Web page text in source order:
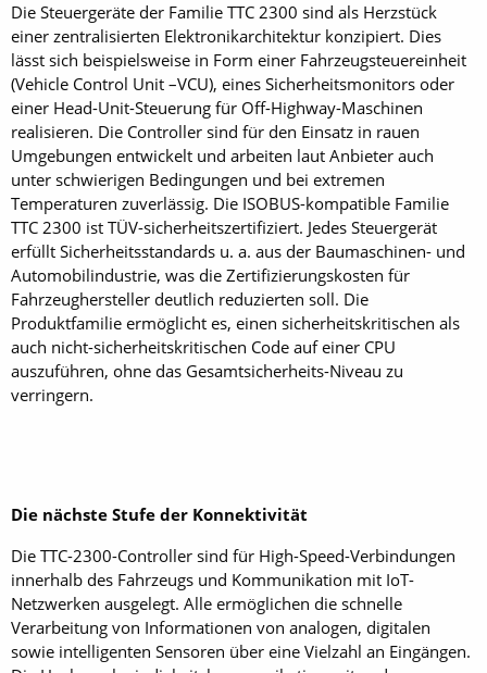
Die Steuergeräte der Familie TTC 2300 sind als Herzstück
einer zentralisierten Elektronikarchitektur konzipiert. Dies
lässt sich beispielsweise in Form einer Fahrzeugsteuereinheit
(Vehicle Control Unit –VCU), eines Sicherheitsmonitors oder
einer Head-Unit-Steuerung für Off-Highway-Maschinen
realisieren. Die Controller sind für den Einsatz in rauen
Umgebungen entwickelt und arbeiten laut Anbieter auch
unter schwierigen Bedingungen und bei extremen
Temperaturen zuverlässig. Die ISOBUS-kompatible Familie
TTC 2300 ist TÜV-sicherheitszertifiziert. Jedes Steuergerät
erfüllt Sicherheitsstandards u. a. aus der Baumaschinen- und
Automobilindustrie, was die Zertifizierungskosten für
Fahrzeughersteller deutlich reduzierten soll. Die
Produktfamilie ermöglicht es, einen sicherheitskritischen als
auch nicht-sicherheitskritischen Code auf einer CPU
auszuführen, ohne das Gesamtsicherheits-Niveau zu
verringern.
Die nächste Stufe der Konnektivität
Die TTC-2300-Controller sind für High-Speed-Verbindungen
innerhalb des Fahrzeugs und Kommunikation mit IoT-
Netzwerken ausgelegt. Alle ermöglichen die schnelle
Verarbeitung von Informationen von analogen, digitalen
sowie intelligenten Sensoren über eine Vielzahl an Eingängen.